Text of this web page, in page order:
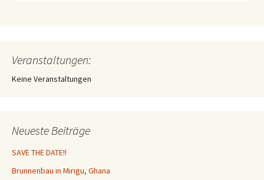
Veranstaltungen:
Keine Veranstaltungen
Neueste Beiträge
SAVE THE DATE!!
Brunnenbau in Mirigu, Ghana